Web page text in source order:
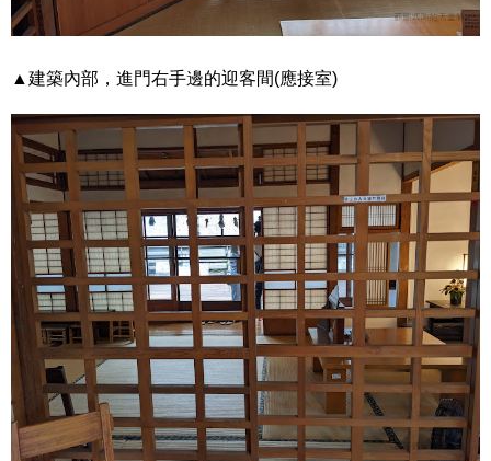
▲建築內部，進門右手邊的迎客間(應接室)